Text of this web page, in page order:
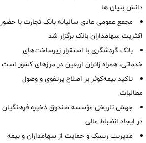
دانش بنیان ها
مجمع عمومی عادی سالیانه بانک تجارت با حضور
اکثریت سهامداران بانک برگزار شد
بانک گردشگری با استقرار زیرساخت‌های
خدماتی، همراه زائران اربعین در مرزهای کشور است
تاکید بیمه‌کوثر بر اصلاح پرتفوی و وصول
مطالبات ‌
جهش تاریخی مؤسسه صندوق ذخیره فرهنگیان
در ایجاد انضباط مالی
مدیریت ریسک و حمایت از سهامداران و بیمه